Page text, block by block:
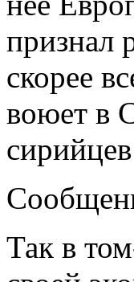
признал
скорее
воюет в
Так в